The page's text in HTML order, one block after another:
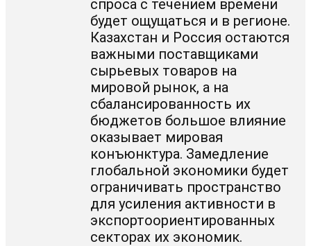
спроса с течением времени
будет ощущаться и в регионе.
Казахстан и Россия остаются
важными поставщиками
сырьевых товаров на
мировой рынок, а на
сбалансированность их
бюджетов большое влияние
оказывает мировая
конъюнктура. Замедление
глобальной экономики будет
ограничивать пространство
для усиления активности в
экспортоориентированных
секторах их экономик.